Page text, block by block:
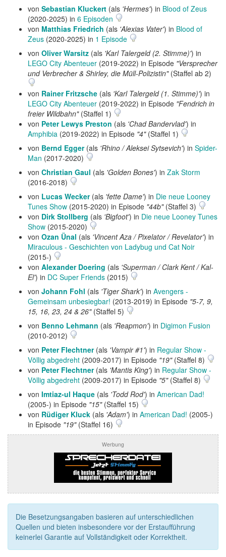
von Sebastian Kluckert (als 'Hermes') in Blood of Zeus
(2020-2025) in 6 Episoden
von Matthias Friedrich (als 'Alexias Vater') in Blood of
Zeus (2020-2025) in 1 Episode
von Oliver Warsitz (als 'Karl Talergeld (2. Stimme)') in
LEGO City Abenteuer (2019-2022) in Episode "Versprecher
und Verbrecher & Shirley, die Müll-Polizistin"(Staffel ab 2)
von Rainer Fritzsche (als 'Karl Talergeld (1. Stimme)') in
LEGO City Abenteuer (2019-2022) in Episode "Fendrich in
freier Wildbahn"(Staffel 1)
von Peter Lewys Preston (als 'Chad Bandervlad') in
Amphibia (2019-2022) in Episode "4"(Staffel 1)
von Bernd Egger(als 'Rhino / Aleksei Sytsevich') in Spider-
Man (2017-2020)
von Christian Gaul (als 'Golden Bones') in Zak Storm
(2016-2018)
von Lucas Wecker(als 'fette Dame') in Die neue Looney
Tunes Show (2015-2020) in Episode "44b"(Staffel 3)
von Dirk Stollberg (als 'Bigfoot') in Die neue Looney Tunes
Show (2015-2020)
von Ozan Ünal (als 'Vincent Aza / Pixelator / Revelator') in
Miraculous - Geschichten von Ladybug und Cat Noir
(2015-)
von Alexander Doering (als 'Superman / Clark Kent / Kal-
El') in DC Super Friends (2015)
von Johann Fohl (als 'Tiger Shark') in Avengers -
Gemeinsam unbesiegbar! (2013-2019) in Episode "5-7, 9,
15, 16, 23, 24 & 26"(Staffel 5)
von Benno Lehmann (als 'Reapmon') in Digimon Fusion
(2010-2012)
von Peter Flechtner(als 'Vampir #1') in Regular Show -
Völlig abgedreht (2009-2017) in Episode "19"(Staffel 8)
von Peter Flechtner(als 'Mantis King') in Regular Show -
Völlig abgedreht (2009-2017) in Episode "5"(Staffel 8)
von Imtiaz-ul Haque (als 'Todd Rod') in American Dad!
(2005-) in Episode "15"(Staffel 15)
von Rüdiger Kluck (als 'Adam') in American Dad! (2005-)
in Episode "19"(Staffel 16)
Werbung
Die Besetzungsangaben basieren auf unterschiedlichen
Quellen und bieten insbesondere vor der Erstaufführung
keinerlei Garantie auf Vollständigkeit oder Korrektheit.